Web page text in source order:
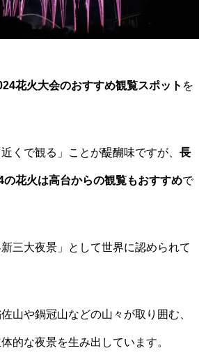
花火大会のおすすめ観覧スポット を
くで観る」ことが醍醐味ですが、 長
花火は高台からの観覧もおすすめで
三大夜景」として世界に認められて
山や鍋冠山などの山々が取り囲む、
的な夜景を生み出しています。